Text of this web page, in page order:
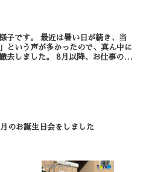
い日が続き、当
という声が多かったので、真ん中に
8月以降、お仕事の受
月のお誕生日会をしました